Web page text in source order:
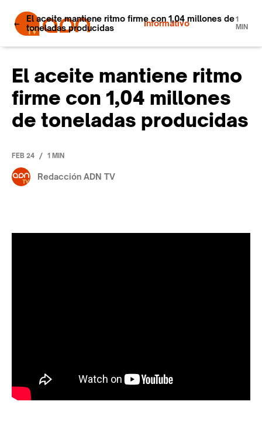
Informativo
El aceite mantiene ritmo firme con 1,04 millones de
toneladas producidas
1
MIN
El aceite mantiene ritmo
firme con 1,04 millones
de toneladas producidas
FEB 24 / 1 MIN
Redacción ADN TV